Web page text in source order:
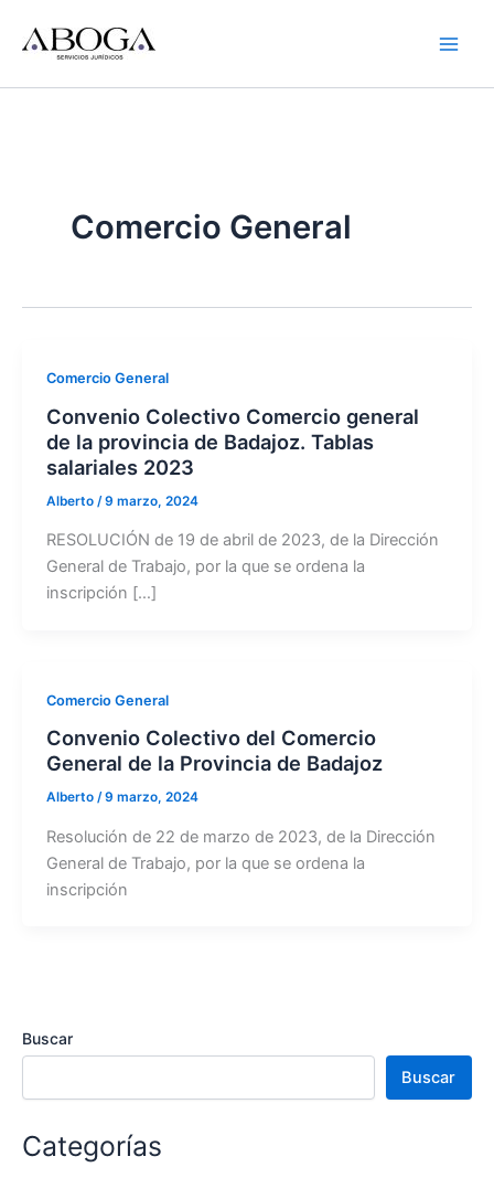
contenido
Comercio General
Comercio General
Convenio Colectivo Comercio general
de la provincia de Badajoz. Tablas
salariales 2023
Alberto /9 marzo, 2024
RESOLUCIÓN de 19 de abril de 2023, de la Dirección
General de Trabajo, por la que se ordena la
inscripción […]
Comercio General
Convenio Colectivo del Comercio
General de la Provincia de Badajoz
Alberto /9 marzo, 2024
Resolución de 22 de marzo de 2023, de la Dirección
General de Trabajo, por la que se ordena la
inscripción
Buscar
Buscar
Categorías